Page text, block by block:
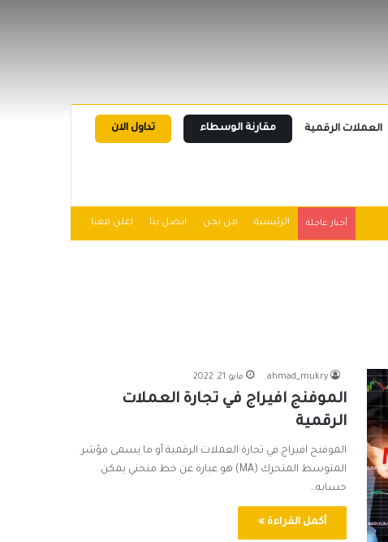
تداول الان العملات الرقمية مقارنة الوسطاء
أخبار عاجلة الرئيسية من نحن اتصل بنا اعلن معنا
ahmad_mukry مايو 21, 2022
الموفنج افيراج في تجارة العملات
الرقمية
الموفنج افيراج في تجارة العملات الرقمية أو ما يسمى مؤشر
المتوسط المتحرك (MA) هو عبارة عن خط منحني يمكن
حسابه…
أكمل القراءة »